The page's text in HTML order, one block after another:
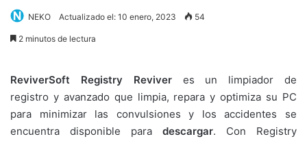
NEKO Actualizado el: 10 enero, 2023 54
2 minutos de lectura
ReviverSoft Registry Reviveres un limpiador de
registro y avanzado que limpia, repara y optimiza su PC
para minimizar las convulsiones y los accidentes se
encuentra disponible para descargar. Con Registry